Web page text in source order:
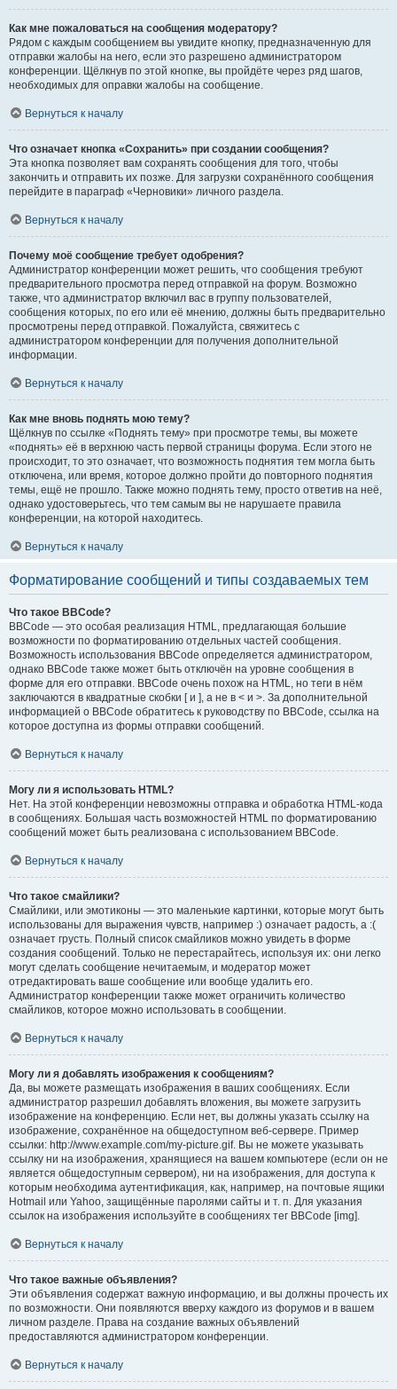
Как мне пожаловаться на сообщения модератору?
Рядом с каждым сообщением вы увидите кнопку, предназначенную для
отправки жалобы на него, если это разрешено администратором
конференции. Щёлкнув по этой кнопке, вы пройдёте через ряд шагов,
необходимых для оправки жалобы на сообщение.
Вернуться к началу
Что означает кнопка «Сохранить» при создании сообщения?
Эта кнопка позволяет вам сохранять сообщения для того, чтобы
закончить и отправить их позже. Для загрузки сохранённого сообщения
перейдите в параграф «Черновики» личного раздела.
Вернуться к началу
Почему моё сообщение требует одобрения?
Администратор конференции может решить, что сообщения требуют
предварительного просмотра перед отправкой на форум. Возможно
также, что администратор включил вас в группу пользователей,
сообщения которых, по его или её мнению, должны быть предварительно
просмотрены перед отправкой. Пожалуйста, свяжитесь с
администратором конференции для получения дополнительной
информации.
Вернуться к началу
Как мне вновь поднять мою тему?
Щёлкнув по ссылке «Поднять тему» при просмотре темы, вы можете
«поднять» её в верхнюю часть первой страницы форума. Если этого не
происходит, то это означает, что возможность поднятия тем могла быть
отключена, или время, которое должно пройти до повторного поднятия
темы, ещё не прошло. Также можно поднять тему, просто ответив на неё,
однако удостоверьтесь, что тем самым вы не нарушаете правила
конференции, на которой находитесь.
Вернуться к началу
Форматирование сообщений и типы создаваемых тем
Что такое BBCode?
BBCode — это особая реализация HTML, предлагающая большие
возможности по форматированию отдельных частей сообщения.
Возможность использования BBCode определяется администратором,
однако BBCode также может быть отключён на уровне сообщения в
форме для его отправки. BBCode очень похож на HTML, но теги в нём
заключаются в квадратные скобки [ и ], а не в < и >. За дополнительной
информацией о BBCode обратитесь к руководству по BBCode, ссылка на
которое доступна из формы отправки сообщений.
Вернуться к началу
Могу ли я использовать HTML?
Нет. На этой конференции невозможны отправка и обработка HTML-кода
в сообщениях. Большая часть возможностей HTML по форматированию
сообщений может быть реализована с использованием BBCode.
Вернуться к началу
Что такое смайлики?
Смайлики, или эмотиконы — это маленькие картинки, которые могут быть
использованы для выражения чувств, например :) означает радость, а :(
означает грусть. Полный список смайликов можно увидеть в форме
создания сообщений. Только не перестарайтесь, используя их: они легко
могут сделать сообщение нечитаемым, и модератор может
отредактировать ваше сообщение или вообще удалить его.
Администратор конференции также может ограничить количество
смайликов, которое можно использовать в сообщении.
Вернуться к началу
Могу ли я добавлять изображения к сообщениям?
Да, вы можете размещать изображения в ваших сообщениях. Если
администратор разрешил добавлять вложения, вы можете загрузить
изображение на конференцию. Если нет, вы должны указать ссылку на
изображение, сохранённое на общедоступном веб-сервере. Пример
ссылки: http://www.example.com/my-picture.gif. Вы не можете указывать
ссылку ни на изображения, хранящиеся на вашем компьютере (если он не
является общедоступным сервером), ни на изображения, для доступа к
которым необходима аутентификация, как, например, на почтовые ящики
Hotmail или Yahoo, защищённые паролями сайты и т. п. Для указания
ссылок на изображения используйте в сообщениях тег BBCode [img].
Вернуться к началу
Что такое важные объявления?
Эти объявления содержат важную информацию, и вы должны прочесть их
по возможности. Они появляются вверху каждого из форумов и в вашем
личном разделе. Права на создание важных объявлений
предоставляются администратором конференции.
Вернуться к началу